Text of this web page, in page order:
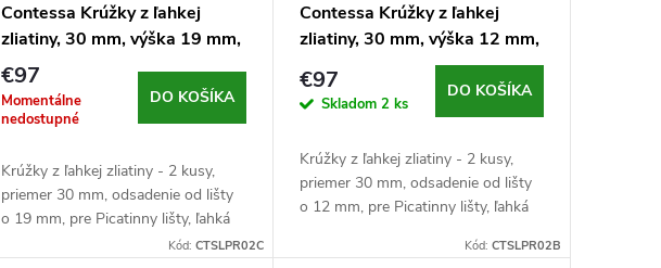
Contessa Krúžky z ľahkej
zliatiny, 30 mm, výška 19 mm,
Picatinny, čierne
€97
Momentálne
nedostupné
DO KOŠÍKA
Krúžky z ľahkej zliatiny - 2 kusy,
priemer 30 mm, odsadenie od lišty
o 19 mm, pre Picatinny lišty, ľahká
pevnostná zliatina, 66 g/kus, čierne
Kód: CTSLPR02C
Contessa Krúžky z ľahkej
zliatiny, 30 mm, výška 12 mm,
€97
Skladom 2 ks
DO KOŠÍKA
Krúžky z ľahkej zliatiny - 2 kusy,
priemer 30 mm, odsadenie od lišty
o 12 mm, pre Picatinny lišty, ľahká
Kód: CTSLPR02B